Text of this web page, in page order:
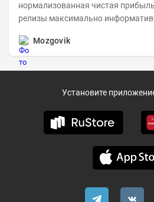
нормализованная чистая прибыль
релизы максимально
Mozgovik
Установите